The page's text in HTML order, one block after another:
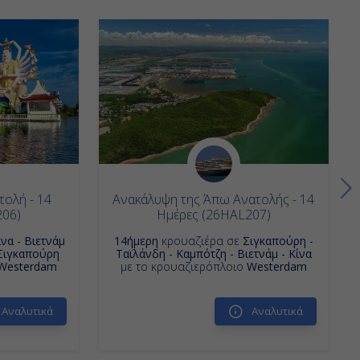
- 14
- Βιετνάμ
Ανακάλυψη της Άπω Ανατολής - 14
Ημέρες (26HAL207)
14ήμερη κρουαζιέρα σε Σιγκαπούρη -
Ταϊλάνδη - Καμπότζη - Βιετνάμ - Κίνα
με το κρουαζιερόπλοιο Westerdam
Αναλυτικά